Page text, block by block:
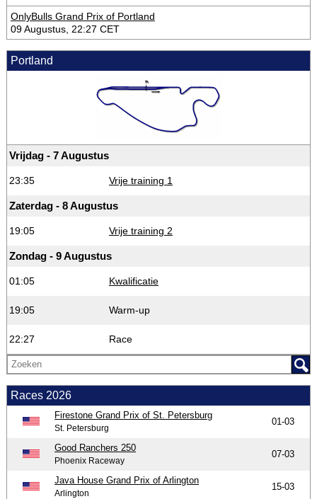
OnlyBulls Grand Prix of Portland
09 Augustus, 22:27 CET
Portland
Vrijdag - 7 Augustus
23:35 Vrije training 1
Zaterdag - 8 Augustus
19:05 Vrije training 2
Zondag - 9 Augustus
01:05 Kwalificatie
19:05 Warm-up
22:27 Race
Races 2026
Firestone Grand Prix of St. Petersburg
St. Petersburg
01-03
Good Ranchers 250
Phoenix Raceway
07-03
Java House Grand Prix of Arlington
Arlington
15-03